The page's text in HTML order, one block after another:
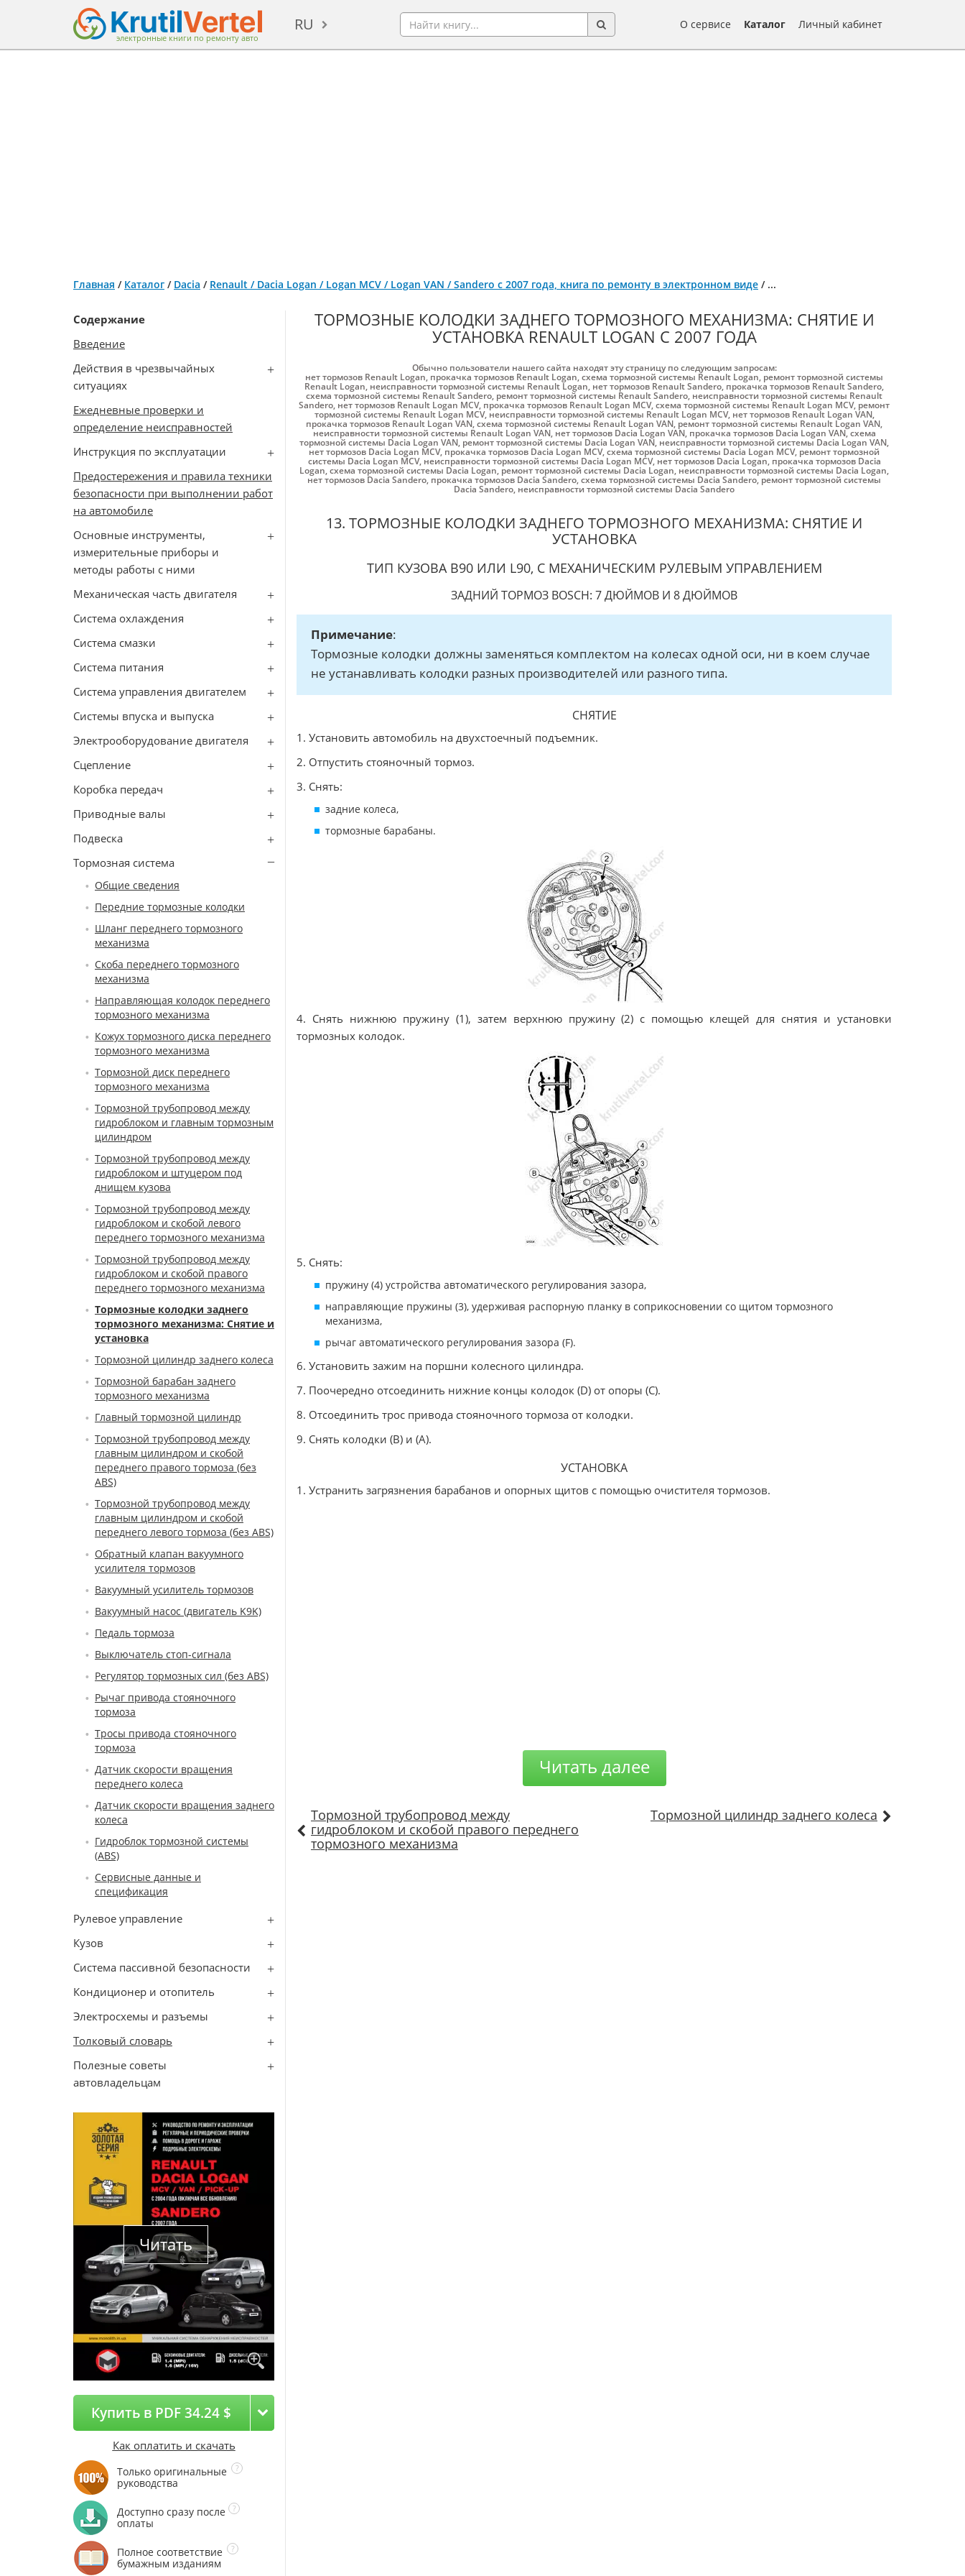
электронные книги по ремонту авто
RU О сервисе Каталог Личный кабинет
Главная / Каталог / Dacia / Renault / Dacia Logan / Logan MCV / Logan VAN / Sandero с 2007 года, книга по ремонту в электронном виде / ...
Содержание
Введение
Действия в чрезвычайных
ситуациях
Ежедневные проверки и
определение неисправностей
Инструкция по эксплуатации
Предостережения и правила техники
безопасности при выполнении работ
на автомобиле
Основные инструменты,
измерительные приборы и
методы работы с ними
Механическая часть двигателя
Система охлаждения
Система смазки
Система питания
Система управления двигателем
Системы впуска и выпуска
Электрооборудование двигателя
Сцепление
Коробка передач
Приводные валы
Подвеска
Тормозная система
Общие сведения
Передние тормозные колодки
Шланг переднего тормозного
механизма
Скоба переднего тормозного
механизма
Направляющая колодок переднего
тормозного механизма
Кожух тормозного диска переднего
тормозного механизма
Тормозной диск переднего
тормозного механизма
Тормозной трубопровод между
гидроблоком и главным тормозным
цилиндром
Тормозной трубопровод между
гидроблоком и штуцером под
днищем кузова
Тормозной трубопровод между
гидроблоком и скобой левого
переднего тормозного механизма
Тормозной трубопровод между
гидроблоком и скобой правого
переднего тормозного механизма
Тормозные колодки заднего
тормозного механизма: Снятие и
установка
Тормозной цилиндр заднего колеса
Тормозной барабан заднего
тормозного механизма
Главный тормозной цилиндр
Тормозной трубопровод между
главным цилиндром и скобой
переднего правого тормоза (без
ABS)
Тормозной трубопровод между
главным цилиндром и скобой
переднего левого тормоза (без ABS)
Обратный клапан вакуумного
усилителя тормозов
Вакуумный усилитель тормозов
Вакуумный насос (двигатель K9K)
Педаль тормоза
Выключатель стоп-сигнала
Регулятор тормозных сил (без ABS)
Рычаг привода стояночного
тормоза
Тросы привода стояночного
тормоза
Датчик скорости вращения
переднего колеса
Датчик скорости вращения заднего
колеса
Гидроблок тормозной системы
(ABS)
Сервисные данные и
спецификация
Рулевое управление
Кузов
Система пассивной безопасности
Кондиционер и отопитель
Электросхемы и разъемы
Толковый словарь
Полезные советы
автовладельцам
Читать
Купить в PDF 34.24 $
Как оплатить и скачать
Только оригинальные
руководства
Доступно сразу после
оплаты
Полное соответствие
бумажным изданиям
ТОРМОЗНЫЕ КОЛОДКИ ЗАДНЕГО ТОРМОЗНОГО МЕХАНИЗМА: СНЯТИЕ И
УСТАНОВКА RENAULT LOGAN С 2007 ГОДА
Обычно пользователи нашего сайта находят эту страницу по следующим запросам:
нет тормозов Renault Logan, прокачка тормозов Renault Logan,схема тормозной системы Renault Logan, ремонт тормозной системы
Renault Logan, неисправности тормозной системы Renault Logan, нет тормозов Renault Sandero, прокачка тормозов Renault Sandero,
схема тормозной системы Renault Sandero, ремонт тормозной системы Renault Sandero, неисправности тормозной системы Renault
Sandero, нет тормозов Renault Logan MCV, прокачка тормозов Renault Logan MCV,схема тормозной системы Renault Logan MCV, ремонт
тормозной системы Renault Logan MCV, неисправности тормозной системы Renault Logan MCV, нет тормозов Renault Logan VAN,
прокачка тормозов Renault Logan VAN,схема тормозной системы Renault Logan VAN, ремонт тормозной системы Renault Logan VAN,
неисправности тормозной системы Renault Logan VAN, нет тормозов Dacia Logan VAN, прокачка тормозов Dacia Logan VAN,схема
тормозной системы Dacia Logan VAN, ремонт тормозной системы Dacia Logan VAN, неисправности тормозной системы Dacia Logan VAN,
нет тормозов Dacia Logan MCV, прокачка тормозов Dacia Logan MCV,схема тормозной системы Dacia Logan MCV, ремонт тормозной
системы Dacia Logan MCV, неисправности тормозной системы Dacia Logan MCV, нет тормозов Dacia Logan, прокачка тормозов Dacia
Logan,схема тормозной системы Dacia Logan, ремонт тормозной системы Dacia Logan, неисправности тормозной системы Dacia Logan,
нет тормозов Dacia Sandero, прокачка тормозов Dacia Sandero,схема тормозной системы Dacia Sandero, ремонт тормозной системы
Dacia Sandero, неисправности тормозной системы Dacia Sandero
13. ТОРМОЗНЫЕ КОЛОДКИ ЗАДНЕГО ТОРМОЗНОГО МЕХАНИЗМА: СНЯТИЕ И
УСТАНОВКА
ТИП КУЗОВА B90 ИЛИ L90, С МЕХАНИЧЕСКИМ РУЛЕВЫМ УПРАВЛЕНИЕМ
ЗАДНИЙ ТОРМОЗ BOSCH: 7 ДЮЙМОВ И 8 ДЮЙМОВ
Примечание:
Тормозные колодки должны заменяться комплектом на колесах одной оси, ни в коем случае
не устанавливать колодки разных производителей или разного типа.
СНЯТИЕ
1. Установить автомобиль на двухстоечный подъемник.
2. Отпустить стояночный тормоз.
3. Снять:
задние колеса,
тормозные барабаны.
4. Снять нижнюю пружину (1), затем верхнюю пружину (2) с помощью клещей для снятия и установки
тормозных колодок.
5. Снять:
пружину (4) устройства автоматического регулирования зазора,
направляющие пружины (3), удерживая распорную планку в соприкосновении со щитом тормозного
механизма,
рычаг автоматического регулирования зазора (F).
6. Установить зажим на поршни колесного цилиндра.
7. Поочередно отсоединить нижние концы колодок (D) от опоры (C).
8. Отсоединить трос привода стояночного тормоза от колодки.
9. Снять колодки (B) и (A).
УСТАНОВКА
1. Устранить загрязнения барабанов и опорных щитов с помощью очистителя тормозов.
Читать далее
Тормозной трубопровод между
гидроблоком и скобой правого переднего
тормозного механизма
Тормозной цилиндр заднего колеса